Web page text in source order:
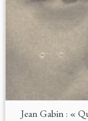
Jean Gabin : «